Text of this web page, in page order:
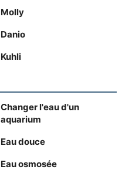
Molly
Danio
Kuhli
Changer l'eau d'un
aquarium
Eau douce
Eau osmosée